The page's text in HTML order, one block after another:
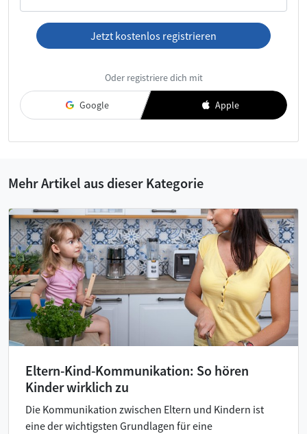
Jetzt kostenlos registrieren
Oder registriere dich mit
Google Apple
Mehr Artikel aus dieser Kategorie
Eltern-Kind-Kommunikation: So hören
Kinder wirklich zu
Die Kommunikation zwischen Eltern und Kindern ist
eine der wichtigsten Grundlagen für eine